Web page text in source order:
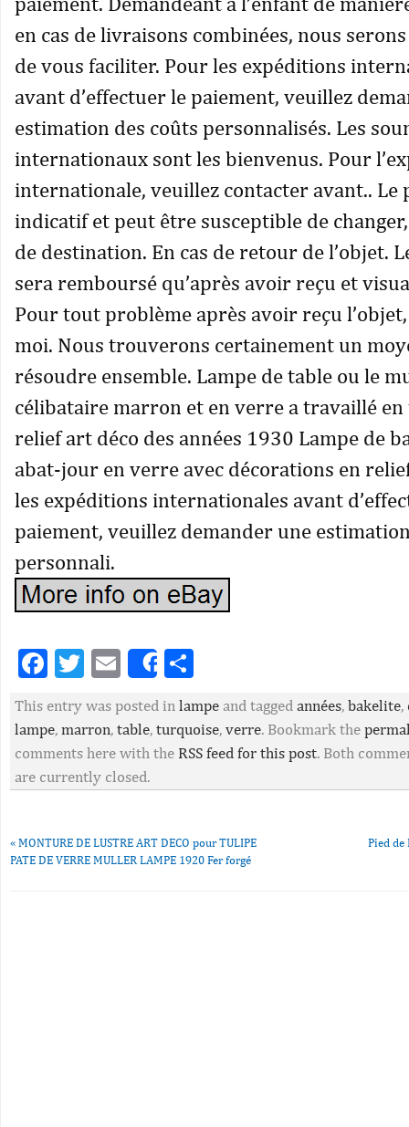
en cas de livraisons combinées, nous
de vous faciliter. Pour les expéditions
avant d’effectuer le paiement, veuillez
estimation des coûts personnalisés. Les
internationaux sont les bienvenus. Pour
internationale, veuillez contacter avant.. Le
indicatif et peut être susceptible de
de destination. En cas de retour de l’objet.
sera remboursé qu’après avoir reçu et
Pour tout problème après avoir reçu
moi. Nous trouverons certainement un
résoudre ensemble. Lampe de table ou le
célibataire marron et en verre a travaillé
relief art déco des années 1930 Lampe de
abat-jour en verre avec décorations en
les expéditions internationales avant
paiement, veuillez demander une
personnali.
Facebook
Twitter
EmailShare
This entry was posted in lampe and tagged années, bakelite,
lampe, marron, table, turquoise, verre. Bookmark the
comments here with the RSS feed for this post. Both
are currently closed.
« MONTURE DE LUSTRE ART DECO pour TULIPE
PATE DE VERRE MULLER LAMPE 1920 Fer forgé
Pied de